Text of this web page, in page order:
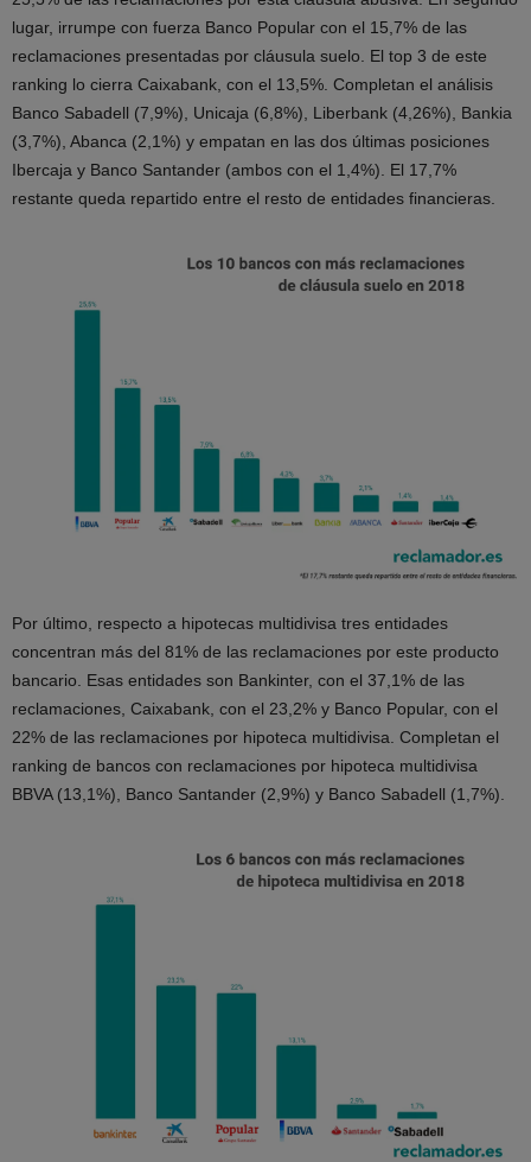
lugar, irrumpe con fuerza Banco Popular con el 15,7% de las
reclamaciones presentadas por cláusula suelo. El top 3 de este
ranking lo cierra Caixabank, con el 13,5%. Completan el análisis
Banco Sabadell (7,9%), Unicaja (6,8%), Liberbank (4,26%), Bankia
(3,7%), Abanca (2,1%) y empatan en las dos últimas posiciones
Ibercaja y Banco Santander (ambos con el 1,4%). El 17,7%
restante queda repartido entre el resto de entidades financieras.
Por último, respecto a hipotecas multidivisa tres entidades
concentran más del 81% de las reclamaciones por este producto
bancario. Esas entidades son Bankinter, con el 37,1% de las
reclamaciones, Caixabank, con el 23,2% y Banco Popular, con el
22% de las reclamaciones por hipoteca multidivisa. Completan el
ranking de bancos con reclamaciones por hipoteca multidivisa
BBVA (13,1%), Banco Santander (2,9%) y Banco Sabadell (1,7%).